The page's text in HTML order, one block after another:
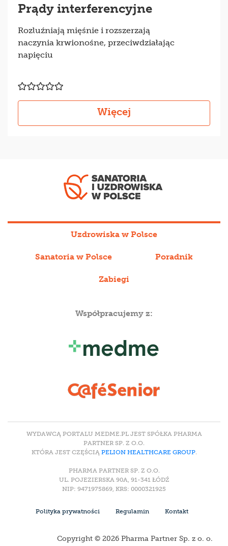
Prądy interferencyjne
Rozluźniają mięśnie i rozszerzają
naczynia krwionośne, przeciwdziałając
napięciu
Więcej
Uzdrowiska w Polsce
Sanatoria w Polsce Poradnik
Zabiegi
Współpracujemy z:
WYDAWCĄ PORTALU MEDME.PL JEST SPÓŁKA PHARMA
PARTNER SP. Z O.O.
KTÓRA JEST CZĘŚCIĄ PELION HEALTHCARE GROUP.
PHARMA PARTNER SP. Z O.O.
UL. POJEZIERSKA 90A, 91-341 ŁÓDŹ
NIP: 9471975869, KRS: 0000321925
Polityka prywatności Regulamin Kontakt
Copyright © 2026 Pharma Partner Sp. z o. o.